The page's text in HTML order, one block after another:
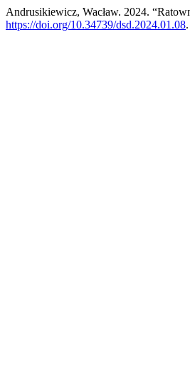
Andrusikiewicz, Wacław. 2024.
https://doi.org/10.34739/dsd.2024.01.08.